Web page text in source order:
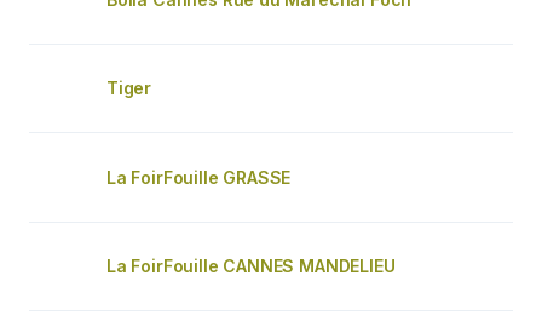
Tiger
La FoirFouille GRASSE
La FoirFouille CANNES MANDELIEU